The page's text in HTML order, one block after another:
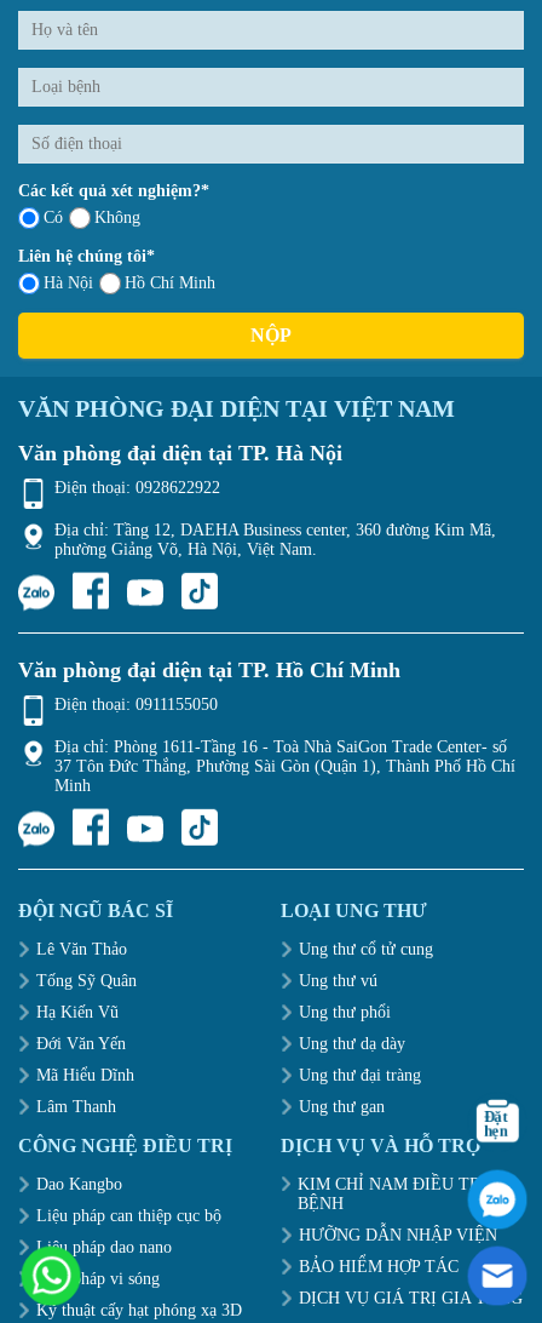
Các kết quả xét nghiệm?*
Có
Không
Liên hệ chúng tôi*
Hà Nội
Hồ Chí Minh
NỘP
VĂN PHÒNG ĐẠI DIỆN TẠI VIỆT NAM
Văn phòng đại diện tại TP. Hà Nội
Điện thoại: 0928622922
Địa chỉ: Tầng 12, DAEHA Business center, 360 đường Kim Mã,
phường Giảng Võ, Hà Nội, Việt Nam.
Văn phòng đại diện tại TP. Hồ Chí Minh
Điện thoại: 0911155050
Địa chỉ: Phòng 1611-Tầng 16 - Toà Nhà SaiGon Trade Center- số
37 Tôn Đức Thắng, Phường Sài Gòn (Quận 1), Thành Phố Hồ Chí
Minh
ĐỘI NGŨ BÁC SĨ
Lê Văn Thảo
Tống Sỹ Quân
Hạ Kiến Vũ
Đới Văn Yến
Mã Hiểu Dĩnh
Lâm Thanh
LOẠI UNG THƯ
Ung thư cổ tử cung
Ung thư vú
Ung thư phổi
Ung thư dạ dày
Ung thư đại tràng
Ung thư gan
CÔNG NGHỆ ĐIỀU TRỊ
Dao Kangbo
Liệu pháp can thiệp cục bộ
Liệu pháp dao nano
Liệu pháp vi sóng
Kỹ thuật cấy hạt phóng xạ 3D
DỊCH VỤ VÀ HỖ TRỢ
KIM CHỈ NAM ĐIỀU TRỊ
BỆNH
HƯỠNG DẪN NHẬP VIỆN
BẢO HIỂM HỢP TÁC
DỊCH VỤ GIÁ TRỊ GIA TĂNG